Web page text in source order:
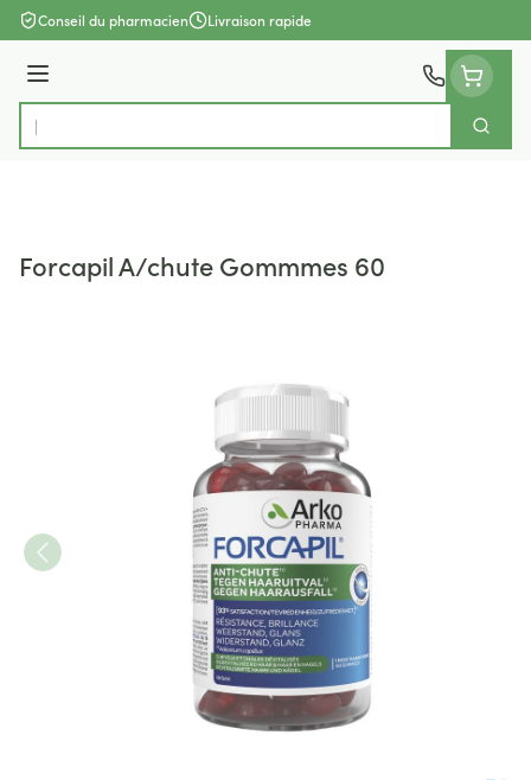
Aller au contenu
Conseil du pharmacien Livraison rapide
Menu
Rechercher
Forcapil A/chute Gommmes 60